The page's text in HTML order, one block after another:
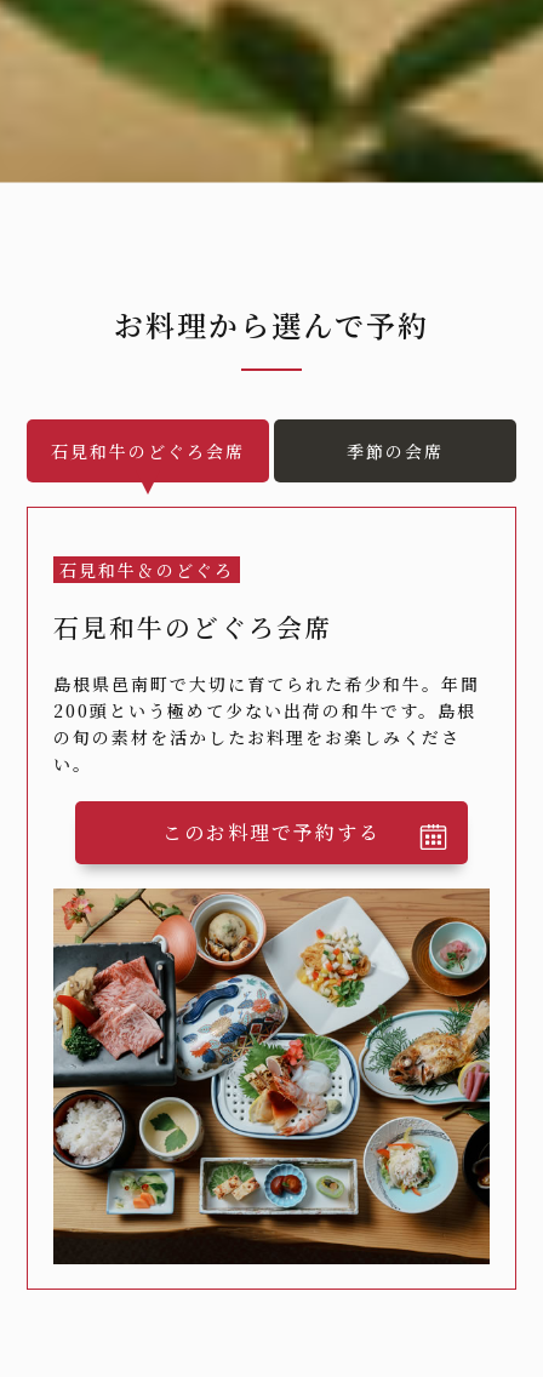
お料理から選んで予約
石見和牛のどぐろ会席 季節の会席
石見和牛＆のどぐろ
石見和牛のどぐろ会席
島根県邑南町で大切に育てられた希少和牛。年間
200頭という極めて少ない出荷の和牛です。島根
の旬の素材を活かしたお料理をお楽しみくださ
い。
このお料理で予約する